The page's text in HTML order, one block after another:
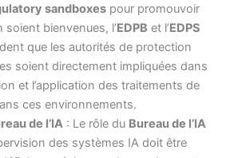
sandboxes pour promouvoir
soient bienvenues, l’EDPB et l’EDPS
que les autorités de protection
soient directement impliquées dans
et l’application des traitements de
ces environnements.
de l’IA : Le rôle du Bureau de l’IA
des systèmes IA doit être